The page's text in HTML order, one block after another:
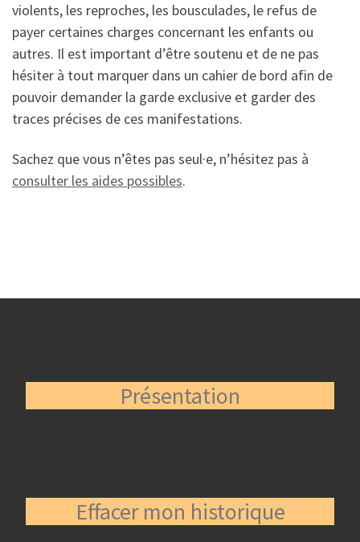
violents, les reproches, les bousculades, le refus de
payer certaines charges concernant les enfants ou
autres. Il est important d’être soutenu et de ne pas
hésiter à tout marquer dans un cahier de bord afin de
pouvoir demander la garde exclusive et garder des
traces précises de ces manifestations.
Sachez que vous n’êtes pas seul·e, n’hésitez pas à
consulter les aides possibles.
Présentation
Effacer mon historique